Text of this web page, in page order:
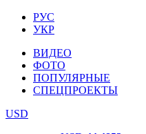
РУС
УКР
ВИДЕО
ФОТО
ПОПУЛЯРНЫЕ
СПЕЦПРОЕКТЫ
USD